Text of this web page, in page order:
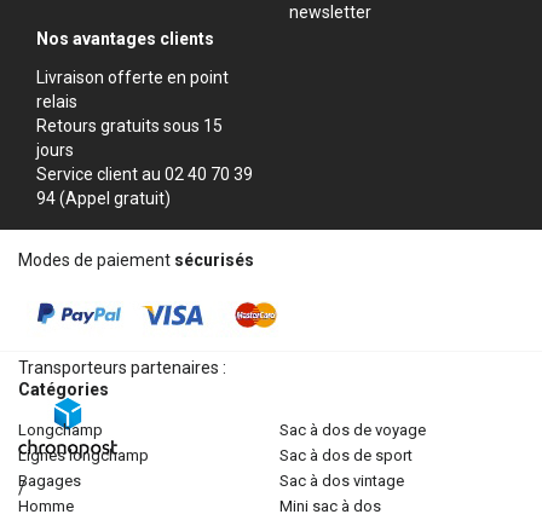
newsletter
Nos avantages clients
Livraison offerte en point
relais
Retours gratuits sous 15
jours
Service client au 02 40 70 39
94 (Appel gratuit)
Modes de paiement sécurisés
Transporteurs partenaires :
/
Catégories
longchamp
lignes longchamp
bagages
homme
sac à dos de voyage
sac à dos de sport
sac à dos vintage
mini sac à dos